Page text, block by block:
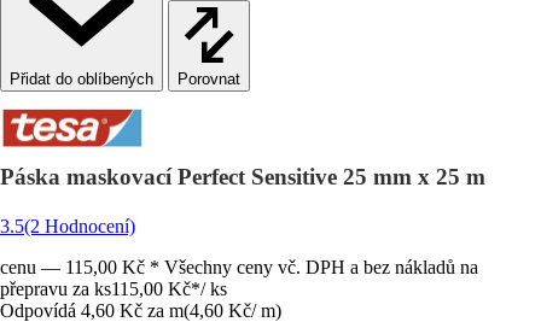
Porovnat
Páska maskovací Perfect Sensitive 25 mm x 25 m
3.5(2 Hodnocení)
cenu — 115,00 Kč * Všechny ceny vč. DPH a bez nákladů na
přepravu za ks115,00 Kč*/ ks
Odpovídá 4,60 Kč za m(4,60 Kč/ m)